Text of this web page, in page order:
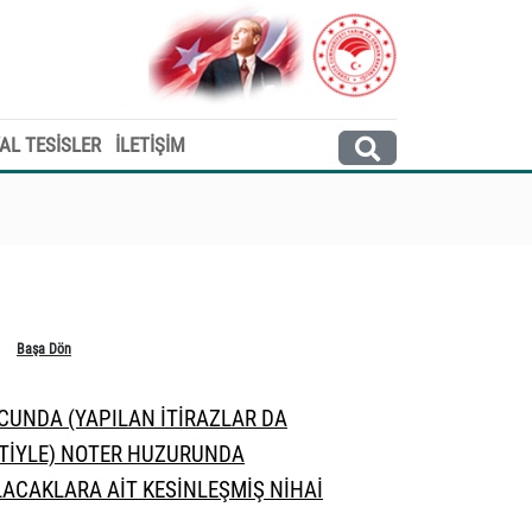
TESİSLER İLETİŞİM
Başa Dön
(YAPILAN İTİRAZLAR DA
NOTER HUZURUNDA
AİT KESİNLEŞMİŞ NİHAİ